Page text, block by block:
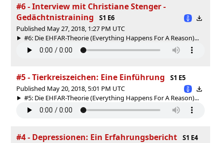
#6 - Interview mit Christiane Stenger -
Gedächtnistraining
S1 E6
Published May 27, 2018, 1:27 PM UTC
#6: Die EHFAR-Theorie (Everything Happens For A Reason)...
#5 - Tierkreiszeichen: Eine Einführung
S1 E5
Published May 20, 2018, 5:01 PM UTC
#5: Die EHFAR-Theorie (Everything Happens For A Reason)...
#4 - Depressionen: Ein Erfahrungsbericht
S1 E4